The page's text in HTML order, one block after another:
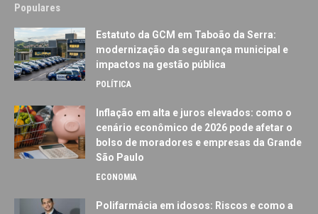
Populares
Estatuto da GCM em Taboão da Serra:
modernização da segurança municipal e
impactos na gestão pública
POLÍTICA
Inflação em alta e juros elevados: como o
cenário econômico de 2026 pode afetar o
bolso de moradores e empresas da Grande
São Paulo
ECONOMIA
Polifarmácia em idosos: Riscos e como a